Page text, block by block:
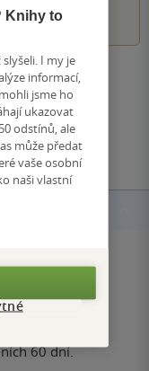
60 dní.
Knihy to
I my je
informací,
jsme ho
ukazovat
odstínů, ale
může předat
vaše osobní
naši vlastní